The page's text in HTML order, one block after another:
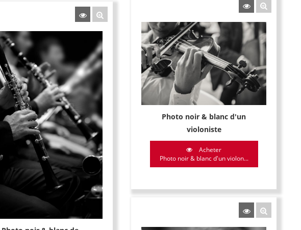
Photo noir & blanc d'un
violoniste
Acheter
Photo noir & blanc d'un violon...